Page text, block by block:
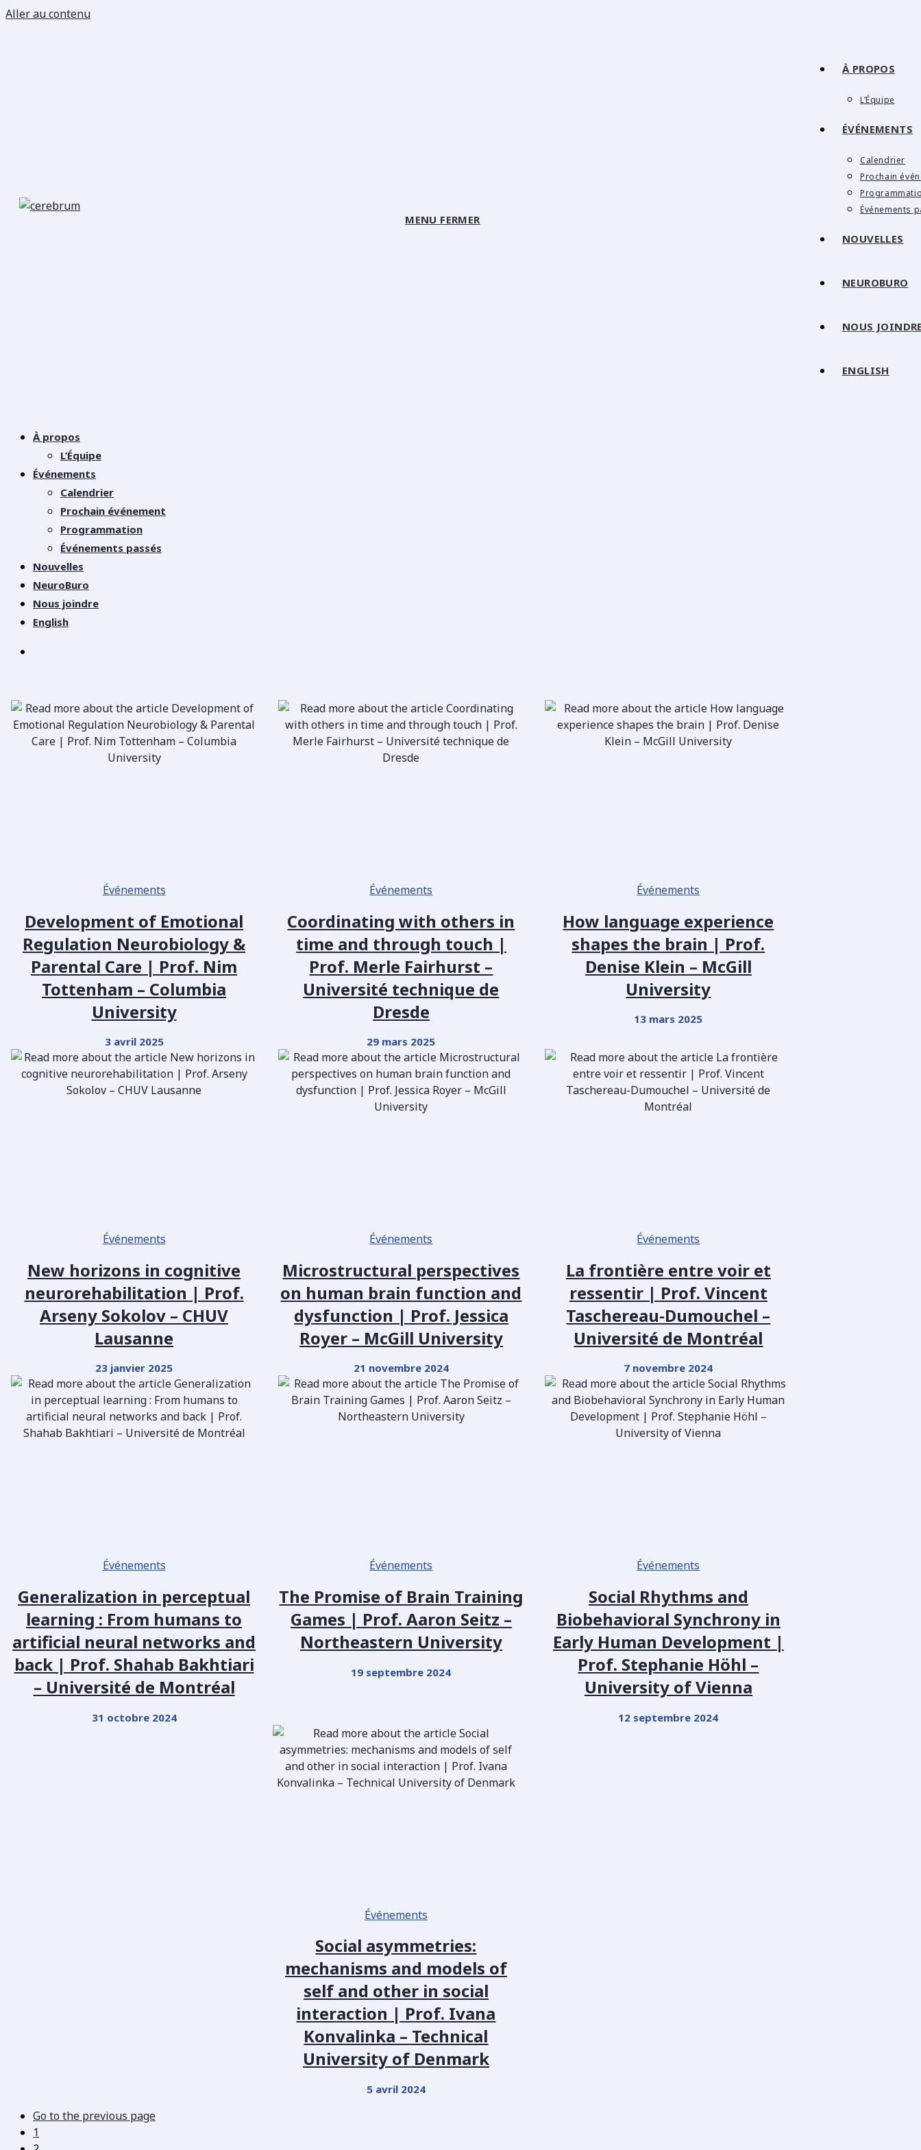
Aller au contenu
À PROPOS
L’Équipe
ÉVÉNEMENTS
Calendrier
Prochain
Événements
NOUVELLES
NEUROBURO
NOUS
ENGLISH
MENU FERMER
À propos
L’Équipe
Événements
Calendrier
Prochain événement
Programmation
Événements passés
Nouvelles
NeuroBuro
Nous joindre
English
Événements
Development of Emotional
Regulation Neurobiology &
Parental Care | Prof. Nim
Tottenham – Columbia
University
3 avril 2025
Événements
Coordinating with others in
time and through touch |
Prof. Merle Fairhurst –
Université technique de
Dresde
29 mars 2025
Événements
How language experience
shapes the brain | Prof.
Denise Klein – McGill
University
13 mars 2025
Événements
New horizons in cognitive
neurorehabilitation | Prof.
Arseny Sokolov – CHUV
Lausanne
23 janvier 2025
Événements
Microstructural perspectives
on human brain function and
dysfunction | Prof. Jessica
Royer – McGill University
21 novembre 2024
Événements
La frontière entre voir et
ressentir | Prof. Vincent
Taschereau-Dumouchel –
Université de Montréal
7 novembre 2024
Événements
Generalization in perceptual
learning : From humans to
artificial neural networks and
back | Prof. Shahab Bakhtiari
– Université de Montréal
31 octobre 2024
Événements
The Promise of Brain Training
Games | Prof. Aaron Seitz –
Northeastern University
19 septembre 2024
Événements
Social Rhythms and
Biobehavioral Synchrony in
Early Human Development |
Prof. Stephanie Höhl –
University of Vienna
12 septembre 2024
Événements
Social asymmetries:
mechanisms and models of
self and other in social
interaction | Prof. Ivana
Konvalinka – Technical
University of Denmark
5 avril 2024
Go to the previous page
1